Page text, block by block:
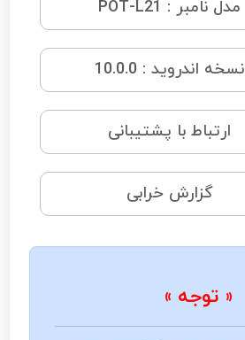
مدل نامبر : POT-L21
نسخه اندروید : 10.0.0
ارتباط با پشتیبانی
گزارش خرابی
« توجه »